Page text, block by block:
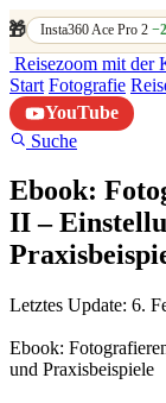
🎁 Insta360 Ace Pro 2
Reisezoom mit der
Start Fotografie
YouTube
Suche
Ebook:
II –
Letztes Update: 6.
Ebook:
und Praxisbeispiele